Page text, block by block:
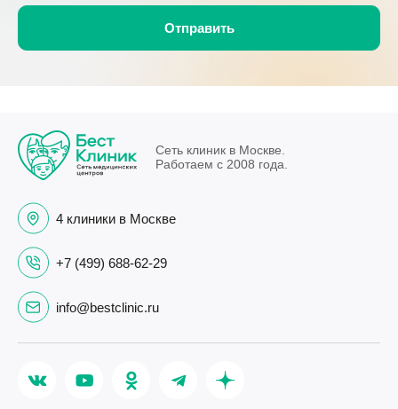
Сеть клиник в Москве.
Работаем с 2008 года.
4 клиники в Москве
+7 (499) 688-62-29
info@bestclinic.ru